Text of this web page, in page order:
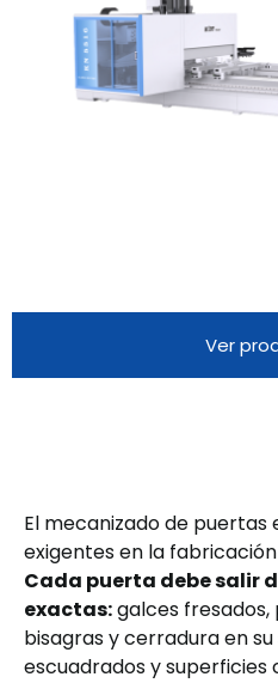
Ver
El mecanizado de puertas
exigentes en la
Cada puerta debe salir
exactas:galces
bisagras y cerradura en
escuadrados y